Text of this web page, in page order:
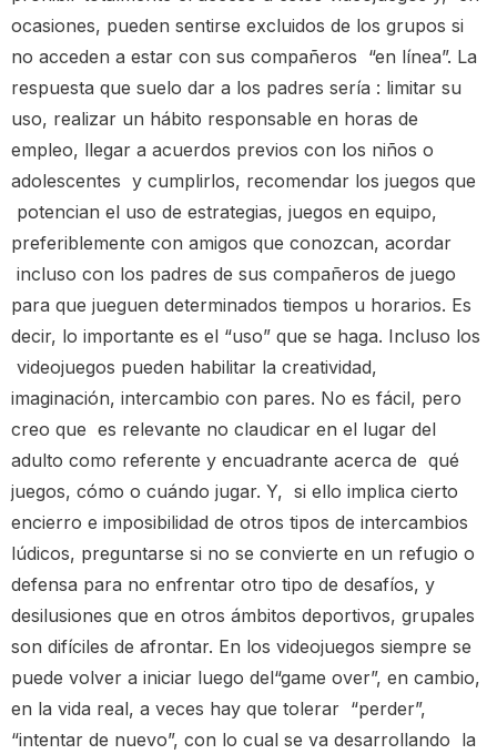
ocasiones, pueden sentirse excluidos de los grupos si
no acceden a estar con sus compañeros “en línea”. La
respuesta que suelo dar a los padres sería : limitar su
uso, realizar un hábito responsable en horas de
empleo, llegar a acuerdos previos con los niños o
adolescentes y cumplirlos, recomendar los juegos que
potencian el uso de estrategias, juegos en equipo,
preferiblemente con amigos que conozcan, acordar
incluso con los padres de sus compañeros de juego
para que jueguen determinados tiempos u horarios. Es
decir, lo importante es el “uso” que se haga. Incluso los
videojuegos pueden habilitar la creatividad,
imaginación, intercambio con pares. No es fácil, pero
creo que es relevante no claudicar en el lugar del
adulto como referente y encuadrante acerca de qué
juegos, cómo o cuándo jugar. Y, si ello implica cierto
encierro e imposibilidad de otros tipos de intercambios
lúdicos, preguntarse si no se convierte en un refugio o
defensa para no enfrentar otro tipo de desafíos, y
desilusiones que en otros ámbitos deportivos, grupales
son difíciles de afrontar. En los videojuegos siempre se
puede volver a iniciar luego del“game over”, en cambio,
en la vida real, a veces hay que tolerar “perder”,
“intentar de nuevo”, con lo cual se va desarrollando la